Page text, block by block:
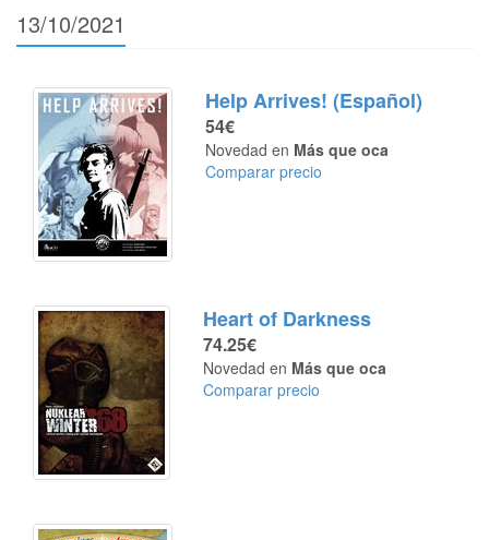
13/10/2021
Help Arrives! (Español)
54€
Novedad en Más que oca
Comparar precio
Heart of Darkness
74.25€
Novedad en Más que oca
Comparar precio